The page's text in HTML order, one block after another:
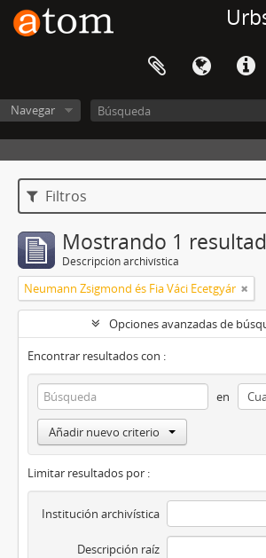
Navegar
Filtros
Mostrando 1
Descripción archivística
Neumann Zsigmond és Fia Váci Ecetgyár
Opciones avanzadas de
Encontrar resultados con :
en
Añadir nuevo criterio
Limitar resultados por :
Institución archivística
Descripción raíz